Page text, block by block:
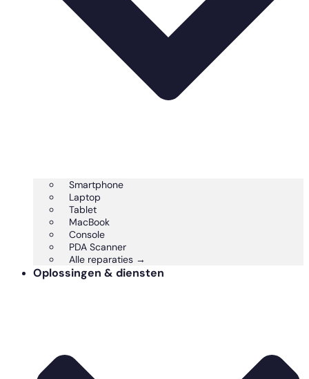
Smartphone
Laptop
Tablet
MacBook
Console
PDA Scanner
Alle reparaties →
Oplossingen & diensten